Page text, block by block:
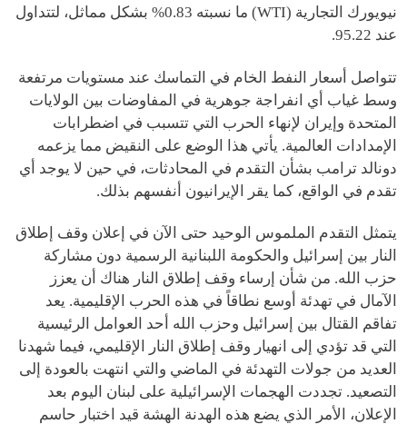
نيويورك التجارية (WTI) ما نسبته 0.83% بشكل مماثل، لتتداول
عند 95.22.
تتواصل أسعار النفط الخام في التماسك عند مستويات مرتفعة
وسط غياب أي انفراجة جوهرية في المفاوضات بين الولايات
المتحدة وإيران لإنهاء الحرب التي تتسبب في اضطرابات
الإمدادات العالمية. يأتي هذا الوضع على النقيض مما يزعمه
دونالد ترامب بشأن التقدم في المحادثات، في حين لا يوجد أي
تقدم في الواقع، كما يقر الإيرانيون أنفسهم بذلك.
يتمثل التقدم الملموس الوحيد حتى الآن في إعلان وقف إطلاق
النار بين إسرائيل والحكومة اللبنانية الرسمية دون مشاركة
حزب الله. من شأن إرساء وقف إطلاق النار هناك أن يعزز
الآمال في تهدئة أوسع نطاقاً في هذه الحرب الإقليمية. يعد
تفاقم القتال بين إسرائيل وحزب الله أحد العوامل الرئيسية
التي قد تؤدي إلى انهيار وقف إطلاق النار الإقليمي، فيما شهدنا
العديد من جولات التهدئة في الماضي والتي انتهت بالعودة إلى
التصعيد. تجددت الهجمات الإسرائيلية على لبنان اليوم بعد
الإعلان، الأمر الذي يضع هذه الهدنة الهشة قيد اختبار حاسم